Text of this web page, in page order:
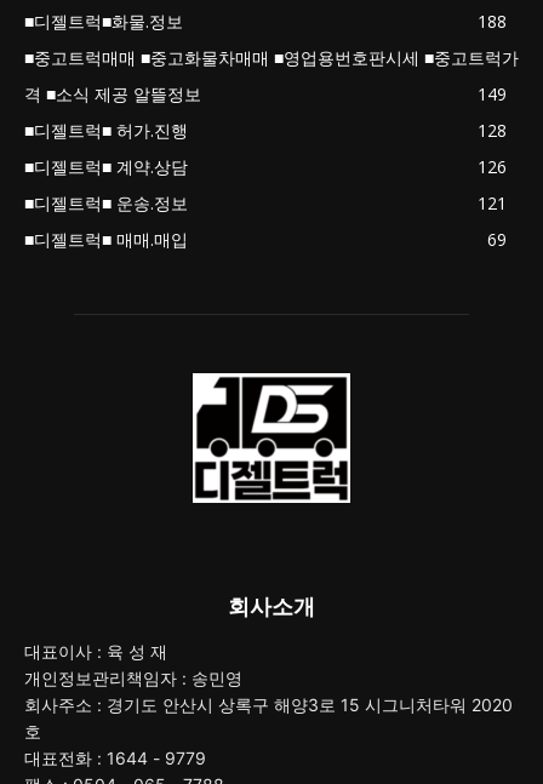
■디젤트럭■화물.정보
188
■중고트럭매매 ■중고화물차매매 ■영업용번호판시세 ■중고트럭가
격 ■소식 제공 알뜰정보
149
■디젤트럭■ 허가.진행
128
■디젤트럭■ 계약.상담
126
■디젤트럭■ 운송.정보
121
■디젤트럭■ 매매.매입
69
회사소개
대표이사 : 육 성 재
개인정보관리책임자 : 송민영
회사주소 : 경기도 안산시 상록구 해양3로 15 시그니처타워 2020
호
대표전화 : 1644 - 9779